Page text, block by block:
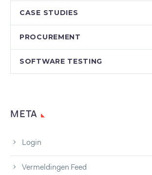
CASE STUDIES
PROCUREMENT
SOFTWARE TESTING
META
Login
Vermeldingen Feed